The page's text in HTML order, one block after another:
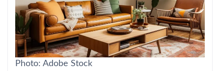
Photo: Adobe Stock